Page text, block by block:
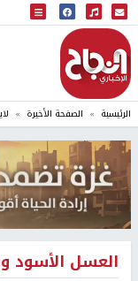
البث المباشر
إذاعة النجاح
الرئيسية الصفحة الأخيرة
العسل الأسود